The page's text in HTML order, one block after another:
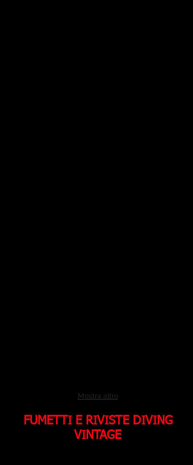
Mostra altro
FUMETTI E RIVISTE DIVING
VINTAGE